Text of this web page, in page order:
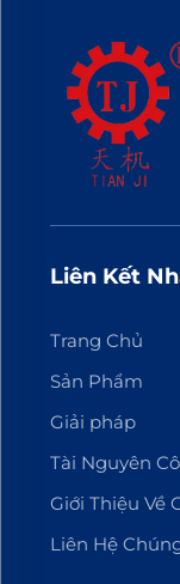
Liên Kết
Trang Chủ
Sản Phẩm
Giải pháp
Tài Nguyên
Giới Thiệu Về
Liên Hệ